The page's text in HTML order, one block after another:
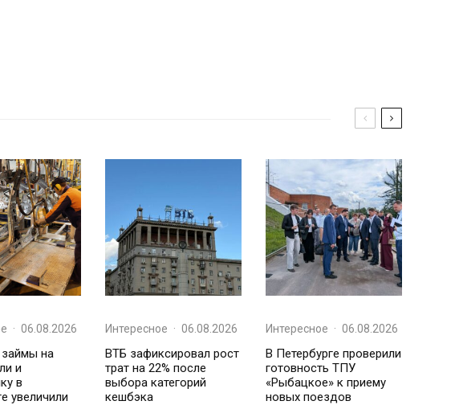
· 06.08.2026
на
и
в
увеличили
Интересное · 06.08.2026
ВТБ зафиксировал рост
трат на 22% после
выбора категорий
кешбэка
Интересное · 06.08.2026
В Петербурге проверили
готовность ТПУ
«Рыбацкое» к приему
новых поездов